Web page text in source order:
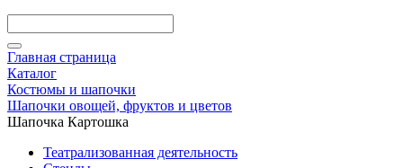
Главная страница
Каталог
Костюмы и шапочки
Шапочки овощей, фруктов и цветов
Шапочка Картошка
Театрализованная деятельность